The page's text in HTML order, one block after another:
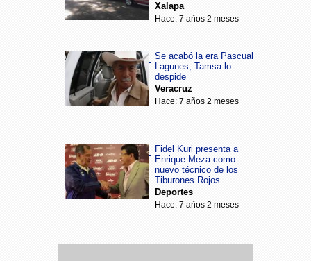
Xalapa
Hace: 7 años 2 meses
Se acabó la era Pascual
Lagunes, Tamsa lo
despide
Veracruz
Hace: 7 años 2 meses
Fidel Kuri presenta a
Enrique Meza como
nuevo técnico de los
Tiburones Rojos
Deportes
Hace: 7 años 2 meses